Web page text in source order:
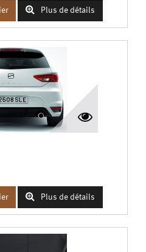
 Plus de détails
 Plus de détails